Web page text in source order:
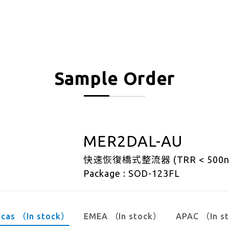
Sample Order
MER2DAL-AU
快速恢復橋式整流器 (TRR <
Package : SOD-123FL
（In stock） EMEA （In stock） APAC （In